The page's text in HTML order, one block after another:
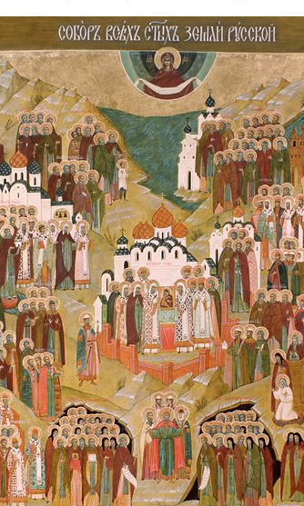
Как найти своё место в жизни
Кирилл Мурышев